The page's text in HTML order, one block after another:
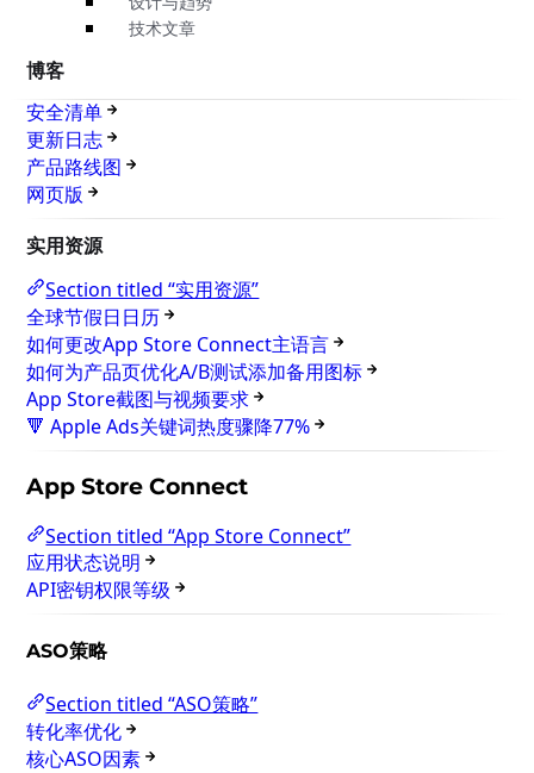
技术文章
博客
安全清单
更新日志
产品路线图
网页版
实用资源
Section titled “实用资源”
全球节假日日历
如何更改App Store Connect主语言
如何为产品页优化A/B测试添加备用图标
App Store截图与视频要求
🔻 Apple Ads关键词热度骤降77%
App Store Connect
Section titled “App Store Connect”
应用状态说明
API密钥权限等级
ASO策略
Section titled “ASO策略”
转化率优化
核心ASO因素